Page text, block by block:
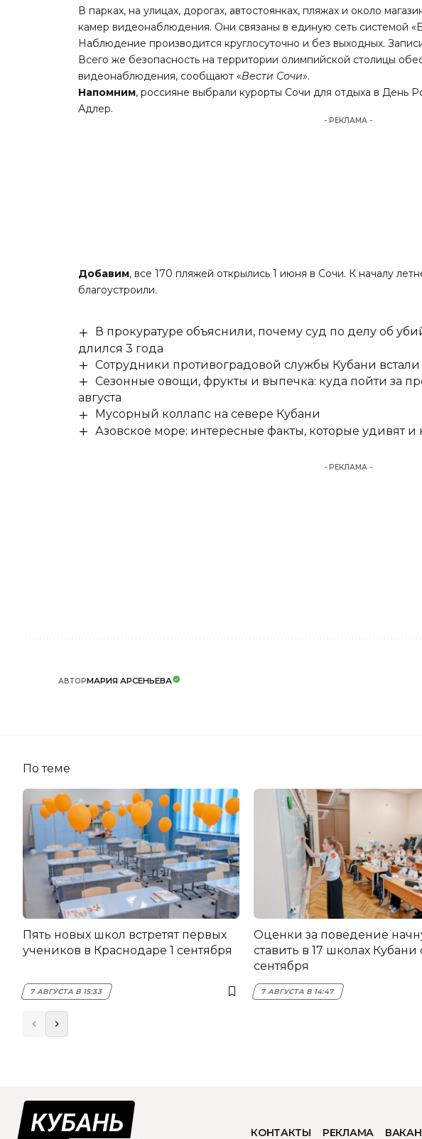
В парках, на улицах, дорогах, автостоянках, пляжах и около
камер видеонаблюдения. Они связаны в единую сеть системой
Наблюдение производится круглосуточно и без выходных.
Всего же безопасность на территории олимпийской столицы
видеонаблюдения, сообщают «Вести Сочи».
Напомним, россияне выбрали курорты Сочи для отдыха в День
Адлер.
- РЕКЛАМА -
Добавим, все 170 пляжей открылись 1 июня в Сочи. К началу
благоустроили.
В прокуратуре объяснили, почему суд по делу об
длился 3 года
Сотрудники противоградовой службы Кубани
Сезонные овощи, фрукты и выпечка: куда пойти за
августа
Мусорный коллапс на севере Кубани
Азовское море: интересные факты, которые удивят и
- РЕКЛАМА -
АВТОРМАРИЯ АРСЕНЬЕВА
По теме
Пять новых школ встретят первых
учеников в Краснодаре 1 сентября
7 АВГУСТА В 15:33
Оценки за поведение
ставить в 17 школах Кубани
сентября
7 АВГУСТА В 14:47
КОНТАКТЫ РЕКЛАМА